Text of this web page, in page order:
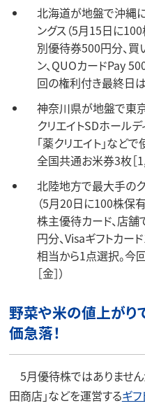
北海道が地盤で沖縄
ングス（5月15日に
別優待券500円分、
ン、QUOカードPay
回の権利付き最終日は
神奈川県が地盤で東
クリエイトSDホール
「薬クリエイト」など
全国共通お米券3枚［
北陸地方で最大手の
（5月20日に100株保
株主優待カード、店
円分、Visaギフトカー
相当から1点選択。今
［金］）
野菜や米の値上が
価急落！
5月優待株ではありません
田商店」などを運営するギフ